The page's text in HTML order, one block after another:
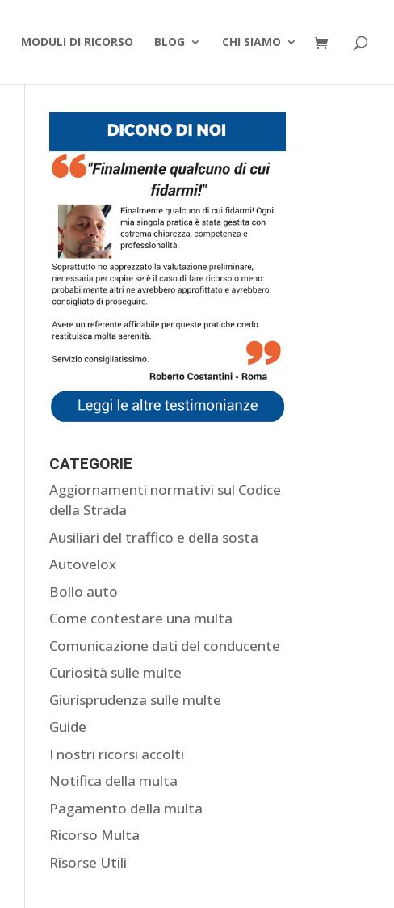
MODULI DI RICORSO BLOG CHI SIAMO
CATEGORIE
Aggiornamenti normativi sul Codice
della Strada
Ausiliari del traffico e della sosta
Autovelox
Bollo auto
Come contestare una multa
Comunicazione dati del conducente
Curiosità sulle multe
Giurisprudenza sulle multe
Guide
I nostri ricorsi accolti
Notifica della multa
Pagamento della multa
Ricorso Multa
Risorse Utili